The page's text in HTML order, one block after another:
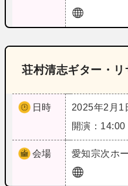
荘村清志ギター・
日時
2025年2月1
開演：14:00
会場 愛知宗次ホ